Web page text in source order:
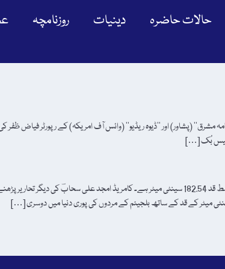
حالات حاضرہ دینیات روزنامچہ
مشرق‘‘ (پشاور) اور ’’ڈیوہ ریڈیو‘‘ (وائس آف امریکہ) کے رپورٹر
فیس بُک […]
دنیا کے لمبے ترین مرد نیدر لینڈز کے ہیں۔ نیدر لینڈز کے مردوں کا اوسط قد 182.54 سینٹی میٹر ہے۔